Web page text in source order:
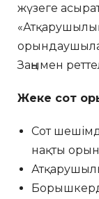
жүзеге
Заңымен
Жеке сот
Сот
нақты